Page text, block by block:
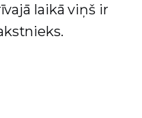
laikā viņš ir